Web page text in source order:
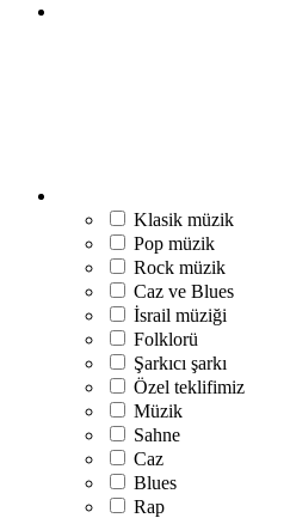
Klasik müzik
Pop müzik
Rock müzik
Caz ve Blues
İsrail müziği
Folklorü
Şarkıcı şarkı
Özel teklifimiz
Müzik
Sahne
Caz
Blues
Rap